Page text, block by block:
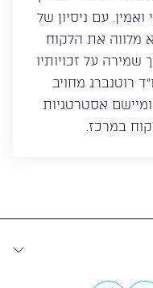
ואמין. עם ניסיון של
הוא מלווה את הלקוח
על זכויותיו
רוטנברג מחויב
אסטרטגיות
במרכז.